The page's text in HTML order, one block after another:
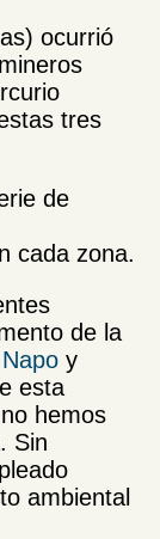
ocurrió
tres
de
cada zona.
de la
Napo y
esta
hemos
Sin
ambiental